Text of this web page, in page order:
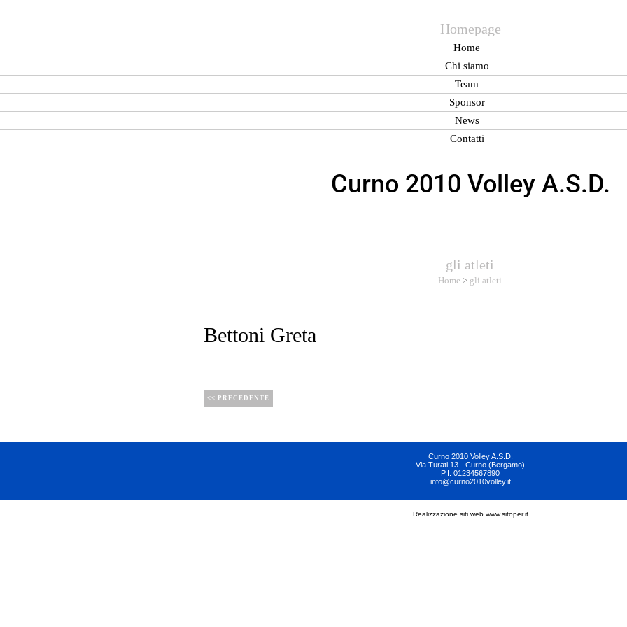
Homepage
Home
Chi siamo
Team
Sponsor
News
Contatti
Curno 2010 Volley A.S.D.
gli atleti
Home > gli atleti
Bettoni Greta
<< PRECEDENTE
Curno 2010 Volley A.S.D.
Via Turati 13 - Curno (Bergamo)
P.I. 01234567890
info@curno2010volley.it
Realizzazione siti web www.sitoper.it